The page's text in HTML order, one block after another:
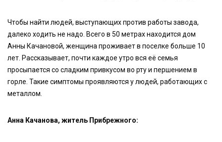
Чтобы найти людей, выступающих против работы завода,
далеко ходить не надо. Всего в 50 метрах находится дом
Анны Качановой, женщина проживает в поселке больше 10
лет. Рассказывает, почти каждое утро вся её семья
просыпается со сладким привкусом во рту и першением в
горле. Такие симптомы проявляются у людей, работающих с
металлом.
Анна Качанова, житель Прибрежного: